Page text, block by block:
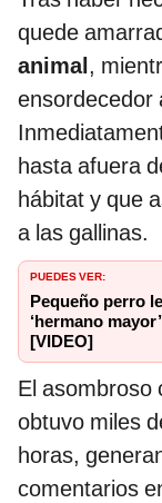
quede
animal,
ensordecedor
hasta afuera
hábitat y que
a las gallinas.
PUEDES VER:
Pequeño perro
‘hermano
[VIDEO]
El asombroso
obtuvo miles
horas,
comentarios